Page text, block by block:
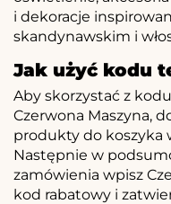
i dekoracje
skandynawskim i
Jak użyć kodu
Aby skorzystać z
Czerwona Maszyna,
produkty do koszyka
Następnie w
zamówienia wpisz
kod rabatowy i